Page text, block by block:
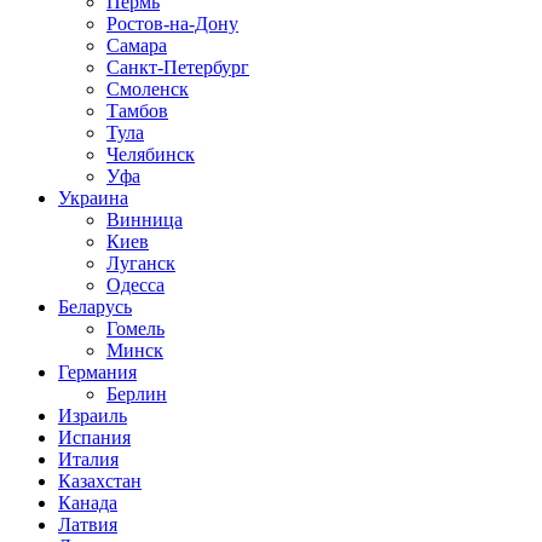
Ростов-на-Дону
Самара
Санкт-Петербург
Смоленск
Тамбов
Тула
Челябинск
Уфа
Украина
Винница
Киев
Луганск
Одесса
Беларусь
Гомель
Минск
Германия
Берлин
Израиль
Испания
Италия
Казахстан
Канада
Латвия